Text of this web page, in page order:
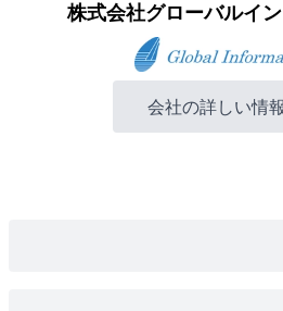
株式会社グローバルイ
会社の詳しい情